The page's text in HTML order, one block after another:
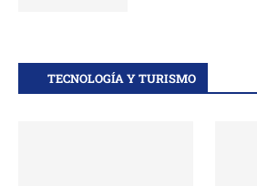
TECNOLOGÍA Y TURISMO